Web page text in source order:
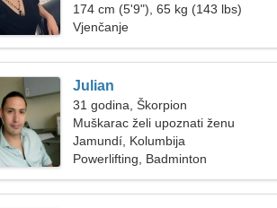
174 cm (5'9"), 65 kg (143 lbs)
Vjenčanje
Julian
31 godina, Škorpion
Muškarac želi upoznati ženu
Jamundí, Kolumbija
Powerlifting, Badminton